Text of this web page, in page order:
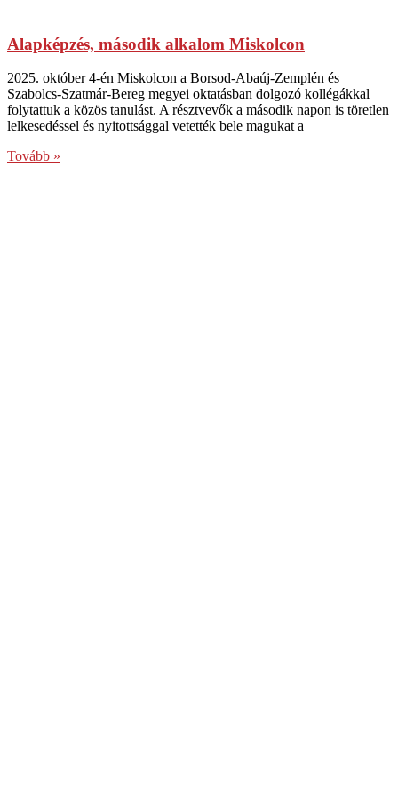
Alapképzés, második alkalom Miskolcon
2025. október 4-én Miskolcon a Borsod-Abaúj-Zemplén és
Szabolcs-Szatmár-Bereg megyei oktatásban dolgozó kollégákkal
folytattuk a közös tanulást. A résztvevők a második napon is töretlen
lelkesedéssel és nyitottsággal vetették bele magukat a
Tovább »